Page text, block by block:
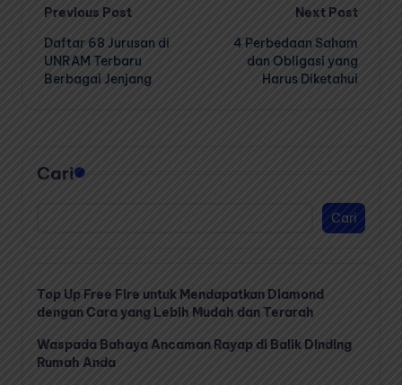
Post
navigation
Previous Post
Daftar 68 Jurusan di
UNRAM Terbaru
Berbagai Jenjang
Next Post
4 Perbedaan Saham
dan Obligasi yang
Harus Diketahui
Cari
Cari
Top Up Free Fire untuk Mendapatkan Diamond
dengan Cara yang Lebih Mudah dan Terarah
Waspada Bahaya Ancaman Rayap di Balik Dinding
Rumah Anda